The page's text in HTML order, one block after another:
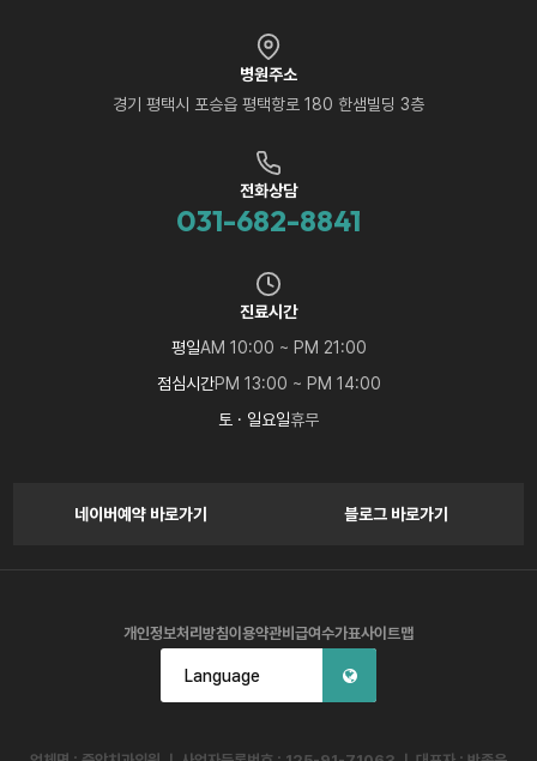
병원주소
경기 평택시 포승읍 평택항로 180 한샘빌딩 3층
전화상담
031-682-8841
진료시간
평일AM 10:00 ~ PM 21:00
점심시간PM 13:00 ~ PM 14:00
토 · 일요일휴무
네이버예약 바로가기 블로그 바로가기
개인정보처리방침이용약관비급여수가표사이트맵
Language